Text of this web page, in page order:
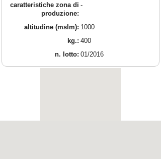
caratteristiche zona di
produzione:
-
altitudine (mslm): 1000
kg.: 400
n. lotto: 01/2016